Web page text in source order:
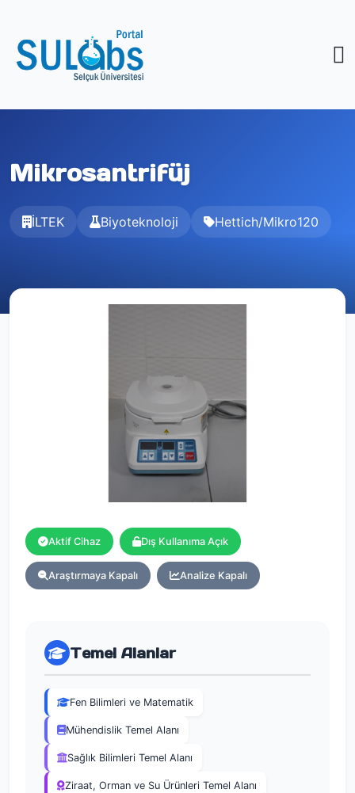
Mikrosantrifüj
İLTEK Biyoteknoloji Hettich/Mikro120
Aktif Cihaz Dış Kullanıma Açık
Araştırmaya Kapalı Analize Kapalı
Temel Alanlar
Fen Bilimleri ve Matematik
Mühendislik Temel Alanı
Sağlık Bilimleri Temel Alanı
Ziraat, Orman ve Su Ürünleri Temel Alanı